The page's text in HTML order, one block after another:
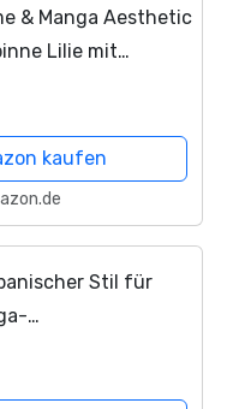
& Manga Aesthetic
Lilie mit
kaufen
Stil für